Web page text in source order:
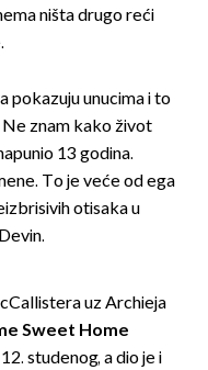
ništa drugo reći
pokazuju unucima i to
Ne znam kako život
13 godina.
To je veće od ega
otisaka u
uz Archieja
Sweet Home
studenog, a dio je i